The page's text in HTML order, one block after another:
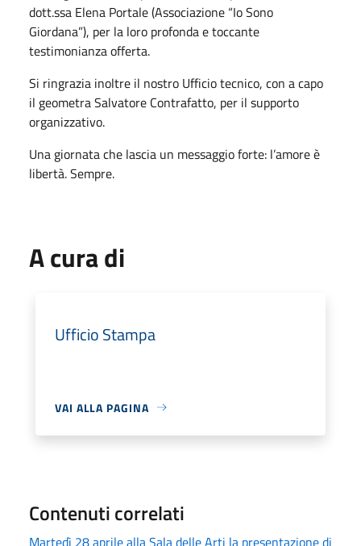
dott.ssa Elena Portale (Associazione “Io Sono
Giordana”), per la loro profonda e toccante
testimonianza offerta.
Si ringrazia inoltre il nostro Ufficio tecnico, con a capo
il geometra Salvatore Contrafatto, per il supporto
organizzativo.
Una giornata che lascia un messaggio forte: l’amore è
libertà. Sempre.
A cura di
Ufficio Stampa
VAI ALLA PAGINA
Contenuti correlati
Martedì 28 aprile alla Sala delle Arti la presentazione di